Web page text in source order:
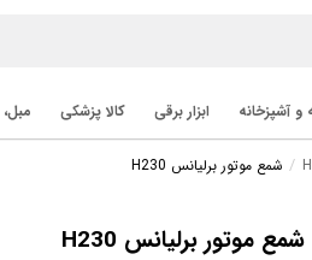
و آشپزخانه ابزار برقی کالا پزشکی
شمع موتور برلیانس H230
شمع موتور برلیانس H230